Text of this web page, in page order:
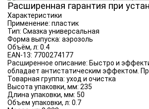
Расширенная гарантия при
Характеристики
Применение: пластик
Тип: Смазка универсальная
Форма выпуска: аэрозоль
Объём, л: 0.4
EAN-13: 7700274177
Расширенное описание: Быстро и
обладает антистатическим эффектом.
Товарная группа: уход и очистка
Высота упаковки, мм: 235
Длина упаковки, мм: 50
Объем упаковки, л: 0.7